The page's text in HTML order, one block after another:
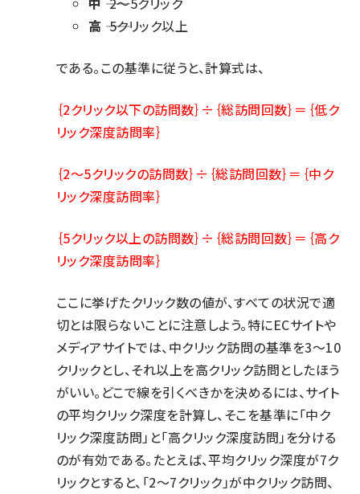
高 ―― 5クリック以上
である。この基準に従うと、計算式は、
｛2クリック以下の訪問数｝÷｛総訪問回数｝＝｛低ク
リック深度訪問率｝
｛2～5クリックの訪問数｝÷｛総訪問回数｝＝｛中ク
リック深度訪問率｝
｛5クリック以上の訪問数｝÷｛総訪問回数｝＝｛高ク
リック深度訪問率｝
ここに挙げたクリック数の値が、すべての状況で適
切とは限らないことに注意しよう。特にECサイトや
メディアサイトでは、中クリック訪問の基準を3～10
クリックとし、それ以上を高クリック訪問としたほう
がいい。どこで線を引くべきかを決めるには、サイト
の平均クリック深度を計算し、そこを基準に「中ク
リック深度訪問」と「高クリック深度訪問」を分ける
のが有効である。たとえば、平均クリック深度が7ク
リックとすると、「2～7クリック」が中クリック訪問、